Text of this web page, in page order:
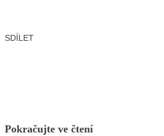
SDÍLET
Pokračujte ve čtení